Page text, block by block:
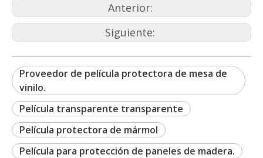
Anterior:
Siguiente:
Proveedor de película protectora de mesa de
vinilo.
Película transparente transparente
Película protectora de mármol
Película para protección de paneles de madera.